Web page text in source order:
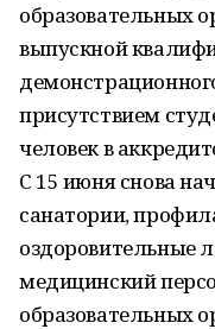
образовательных
выпускной
присутствием
человек в
С 15 июня снова
санатории,
оздоровительные
медицинский
образовательных